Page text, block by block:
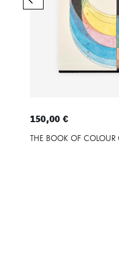
150,00 €
THE BOOK OF COLOUR